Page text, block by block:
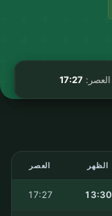
العصر: 17:27
الظهر العصر
13:30
17:27